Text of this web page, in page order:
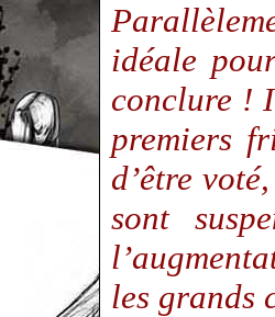
idéale
conclure !
premiers
d’être
sont
les grands